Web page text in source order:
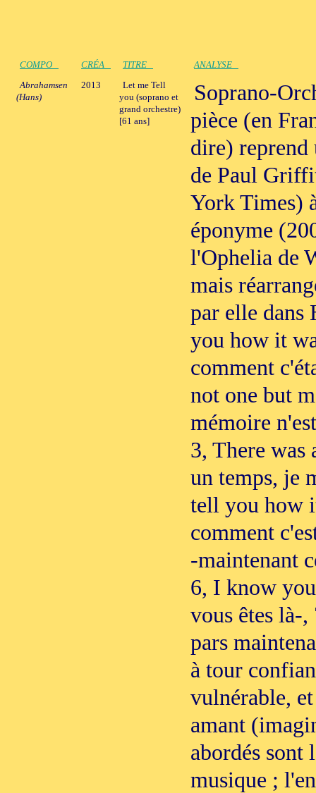
COMPO CRÉA TITRE
ANALYSE
Abrahamsen
(Hans)
2013
Let me Tell
you (soprano et
grand orchestre)
[61 ans]
Soprano-
pièce (en
dire) reprend
de Paul
York Times)
éponyme
l'Ophelia de
mais
par elle dans
you how it
comment
not one but
mémoire
3, There
un temps, je
tell you how
comment
-maintenant
6, I know
vous êtes
pars
à tour
vulnérable, et
amant
abordés sont
musique ;